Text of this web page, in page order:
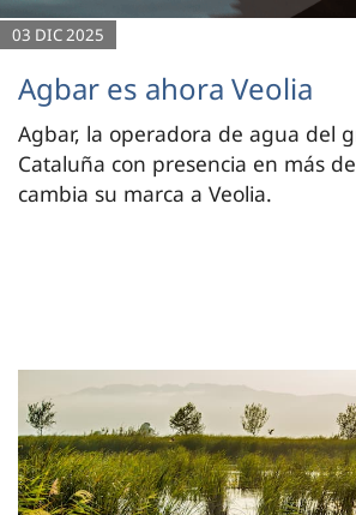
03 DIC 2025
Agbar es ahora Veolia
Agbar, la operadora de agua del
Cataluña con presencia en más
cambia su marca a Veolia.